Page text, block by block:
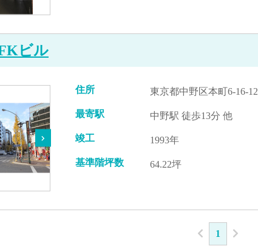
ビル
住所 東京都中野区本町6-16-12
最寄駅 中野駅 徒歩13分 他
竣工 1993年
基準階坪数 64.22坪
1